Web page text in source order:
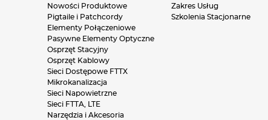
Nowości Produktowe
Pigtaile i Patchcordy
Elementy Połączeniowe
Pasywne Elementy Optyczne
Osprzęt Stacyjny
Osprzęt Kablowy
Sieci Dostępowe FTTX
Mikrokanalizacja
Sieci Napowietrzne
Sieci FTTA, LTE
Narzędzia i Akcesoria
Zakres Usług
Szkolenia Stacjonarne